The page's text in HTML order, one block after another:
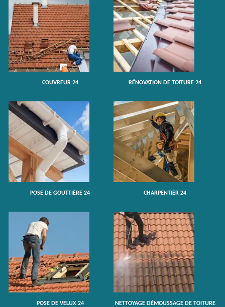
COUVREUR 24 RÉNOVATION DE TOITURE 24
POSE DE GOUTTIÈRE 24 CHARPENTIER 24
POSE DE VELUX 24
NETTOYAGE DÉMOUSSAGE DE TOITURE